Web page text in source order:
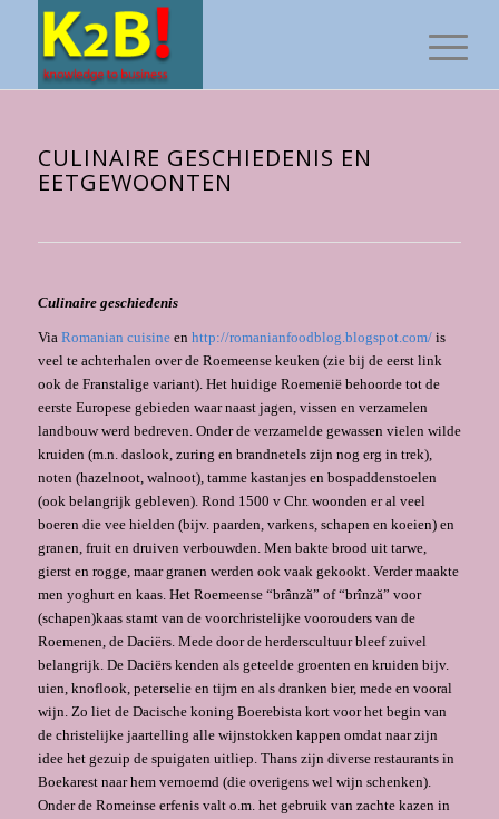
CULINAIRE GESCHIEDENIS EN
EETGEWOONTEN
Culinaire geschiedenis
Via Romanian cuisineen http://romanianfoodblog.blogspot.com/is
veel te achterhalen over de Roemeense keuken (zie bij de eerst link
ook de Franstalige variant). Het huidige Roemenië behoorde tot de
eerste Europese gebieden waar naast jagen, vissen en verzamelen
landbouw werd bedreven. Onder de verzamelde gewassen vielen wilde
kruiden (m.n. daslook, zuring en brandnetels zijn nog erg in trek),
noten (hazelnoot, walnoot), tamme kastanjes en bospaddenstoelen
(ook belangrijk gebleven). Rond 1500 v Chr. woonden er al veel
boeren die vee hielden (bijv. paarden, varkens, schapen en koeien) en
granen, fruit en druiven verbouwden. Men bakte brood uit tarwe,
gierst en rogge, maar granen werden ook vaak gekookt. Verder maakte
men yoghurt en kaas. Het Roemeense “brânză” of “brînză” voor
(schapen)kaas stamt van de voorchristelijke voorouders van de
Roemenen, de Daciërs. Mede door de herderscultuur bleef zuivel
belangrijk. De Daciërs kenden als geteelde groenten en kruiden bijv.
uien, knoflook, peterselie en tijm en als dranken bier, mede en vooral
wijn. Zo liet de Dacische koning Boerebista kort voor het begin van
de christelijke jaartelling alle wijnstokken kappen omdat naar zijn
idee het gezuip de spuigaten uitliep. Thans zijn diverse restaurants in
Boekarest naar hem vernoemd (die overigens wel wijn schenken).
Onder de Romeinse erfenis valt o.m. het gebruik van zachte kazen in